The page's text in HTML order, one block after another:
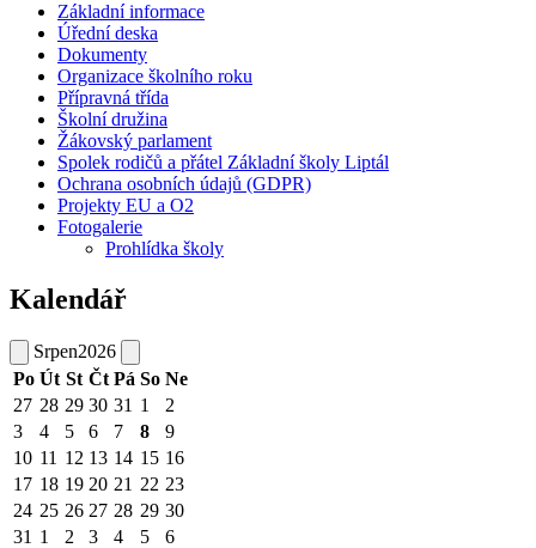
Základní informace
Úřední deska
Dokumenty
Organizace školního roku
Přípravná třída
Školní družina
Žákovský parlament
Spolek rodičů a přátel Základní školy Liptál
Ochrana osobních údajů (GDPR)
Projekty EU a O2
Fotogalerie
Prohlídka školy
Kalendář
Srpen2026
Po Út St Čt Pá So Ne
27 28 29 30 31 1
2
3
4 5 6 7 8
9
10 11 12 13 14 15 16
17 18 19 20 21 22 23
24 25 26 27 28 29 30
31 1 2 3 4 5 6